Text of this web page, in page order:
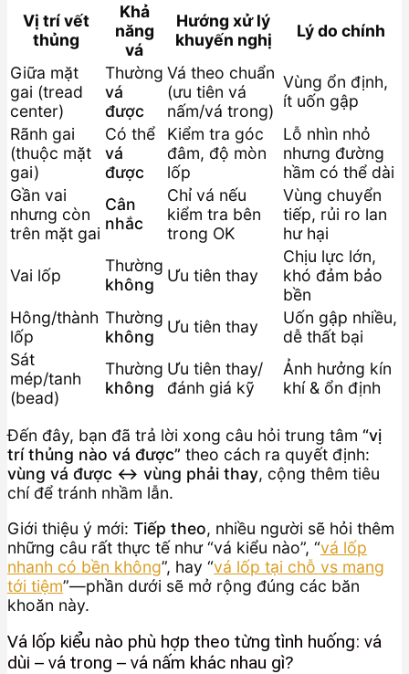
Vị trí vết
thủng
Khả
năng
vá
Hướng xử lý
khuyến nghị
Lý do chính
Giữa mặt
gai (tread
center)
Thường
vá
được
Vá theo chuẩn
(ưu tiên vá
nấm/vá trong)
Vùng ổn định,
ít uốn gập
Rãnh gai
(thuộc mặt
gai)
Có thể
vá
được
Kiểm tra góc
đâm, độ mòn
lốp
Lỗ nhìn nhỏ
nhưng đường
hầm có thể dài
Gần vai
nhưng còn
trên mặt gai
Cân
nhắc
Chỉ vá nếu
kiểm tra bên
trong OK
Vùng chuyển
tiếp, rủi ro lan
hư hại
Vai lốp
Thường
không
Ưu tiên thay
Chịu lực lớn,
khó đảm bảo
bền
Hông/thành
lốp
Thường
không
Ưu tiên thay
Uốn gập nhiều,
dễ thất bại
Sát
mép/tanh
(bead)
Thường
không
Ưu tiên thay/
đánh giá kỹ
Ảnh hưởng kín
khí & ổn định
Đến đây, bạn đã trả lời xong câu hỏi trung tâm “vị
trí thủng nào vá được” theo cách ra quyết định:
vùng vá được ↔ vùng phải thay, cộng thêm tiêu
chí để tránh nhầm lẫn.
Giới thiệu ý mới: Tiếp theo, nhiều người sẽ hỏi thêm
những câu rất thực tế như “vá kiểu nào”, “vá lốp
nhanh có bền không”, hay “vá lốp tại chỗ vs mang
tới tiệm”—phần dưới sẽ mở rộng đúng các băn
khoăn này.
Vá lốp kiểu nào phù hợp theo từng tình huống: vá
dùi – vá trong – vá nấm khác nhau gì?